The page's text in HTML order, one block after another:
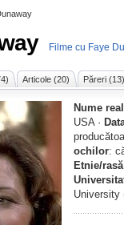
Filme cu Faye
Articole (20) Păreri (13)
Nume real
USA ·
ochilor:
Etnie/rasă
University